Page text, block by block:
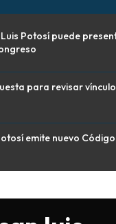
Potosí puede
para revisar
emite nuevo